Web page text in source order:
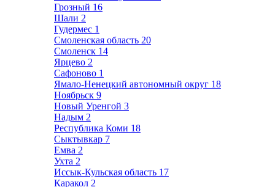
Грозный 16
Шали 2
Гудермес 1
Смоленская область 20
Смоленск 14
Ярцево 2
Сафоново 1
Ямало-Ненецкий автономный округ 18
Ноябрьск 9
Новый Уренгой 3
Надым 2
Республика Коми 18
Сыктывкар 7
Емва 2
Ухта 2
Иссык-Кульская область 17
Каракол 2